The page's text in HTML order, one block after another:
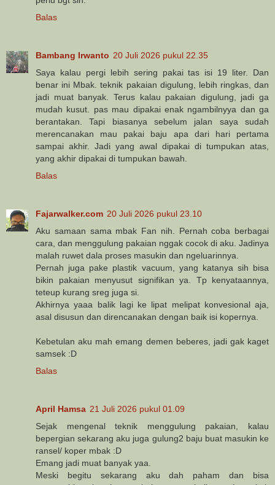
Balas
Bambang Irwanto 20 Juli 2026 pukul 22.35
Saya kalau pergi lebih sering pakai tas isi 19 liter. Dan
benar ini Mbak. teknik pakaian digulung, lebih ringkas, dan
jadi muat banyak. Terus kalau pakaian digulung, jadi ga
mudah kusut. pas mau dipakai enak ngambilnyya dan ga
berantakan. Tapi biasanya sebelum jalan saya sudah
merencanakan mau pakai baju apa dari hari pertama
sampai akhir. Jadi yang awal dipakai di tumpukan atas,
yang akhir dipakai di tumpukan bawah.
Balas
Fajarwalker.com 20 Juli 2026 pukul 23.10
Aku samaan sama mbak Fan nih. Pernah coba berbagai
cara, dan menggulung pakaian nggak cocok di aku. Jadinya
malah ruwet dala proses masukin dan ngeluarinnya.
Pernah juga pake plastik vacuum, yang katanya sih bisa
bikin pakaian menyusut signifikan ya. Tp kenyataannya,
teteup kurang sreg juga si.
Akhirnya yaaa balik lagi ke lipat melipat konvesional aja,
asal disusun dan direncanakan dengan baik isi kopernya.
Kebetulan aku mah emang demen beberes, jadi gak kaget
samsek :D
Balas
April Hamsa 21 Juli 2026 pukul 01.09
Sejak mengenal teknik menggulung pakaian, kalau
bepergian sekarang aku juga gulung2 baju buat masukin ke
ransel/ koper mbak :D
Emang jadi muat banyak yaa.
Meski begitu sekarang aku dah paham dan bisa